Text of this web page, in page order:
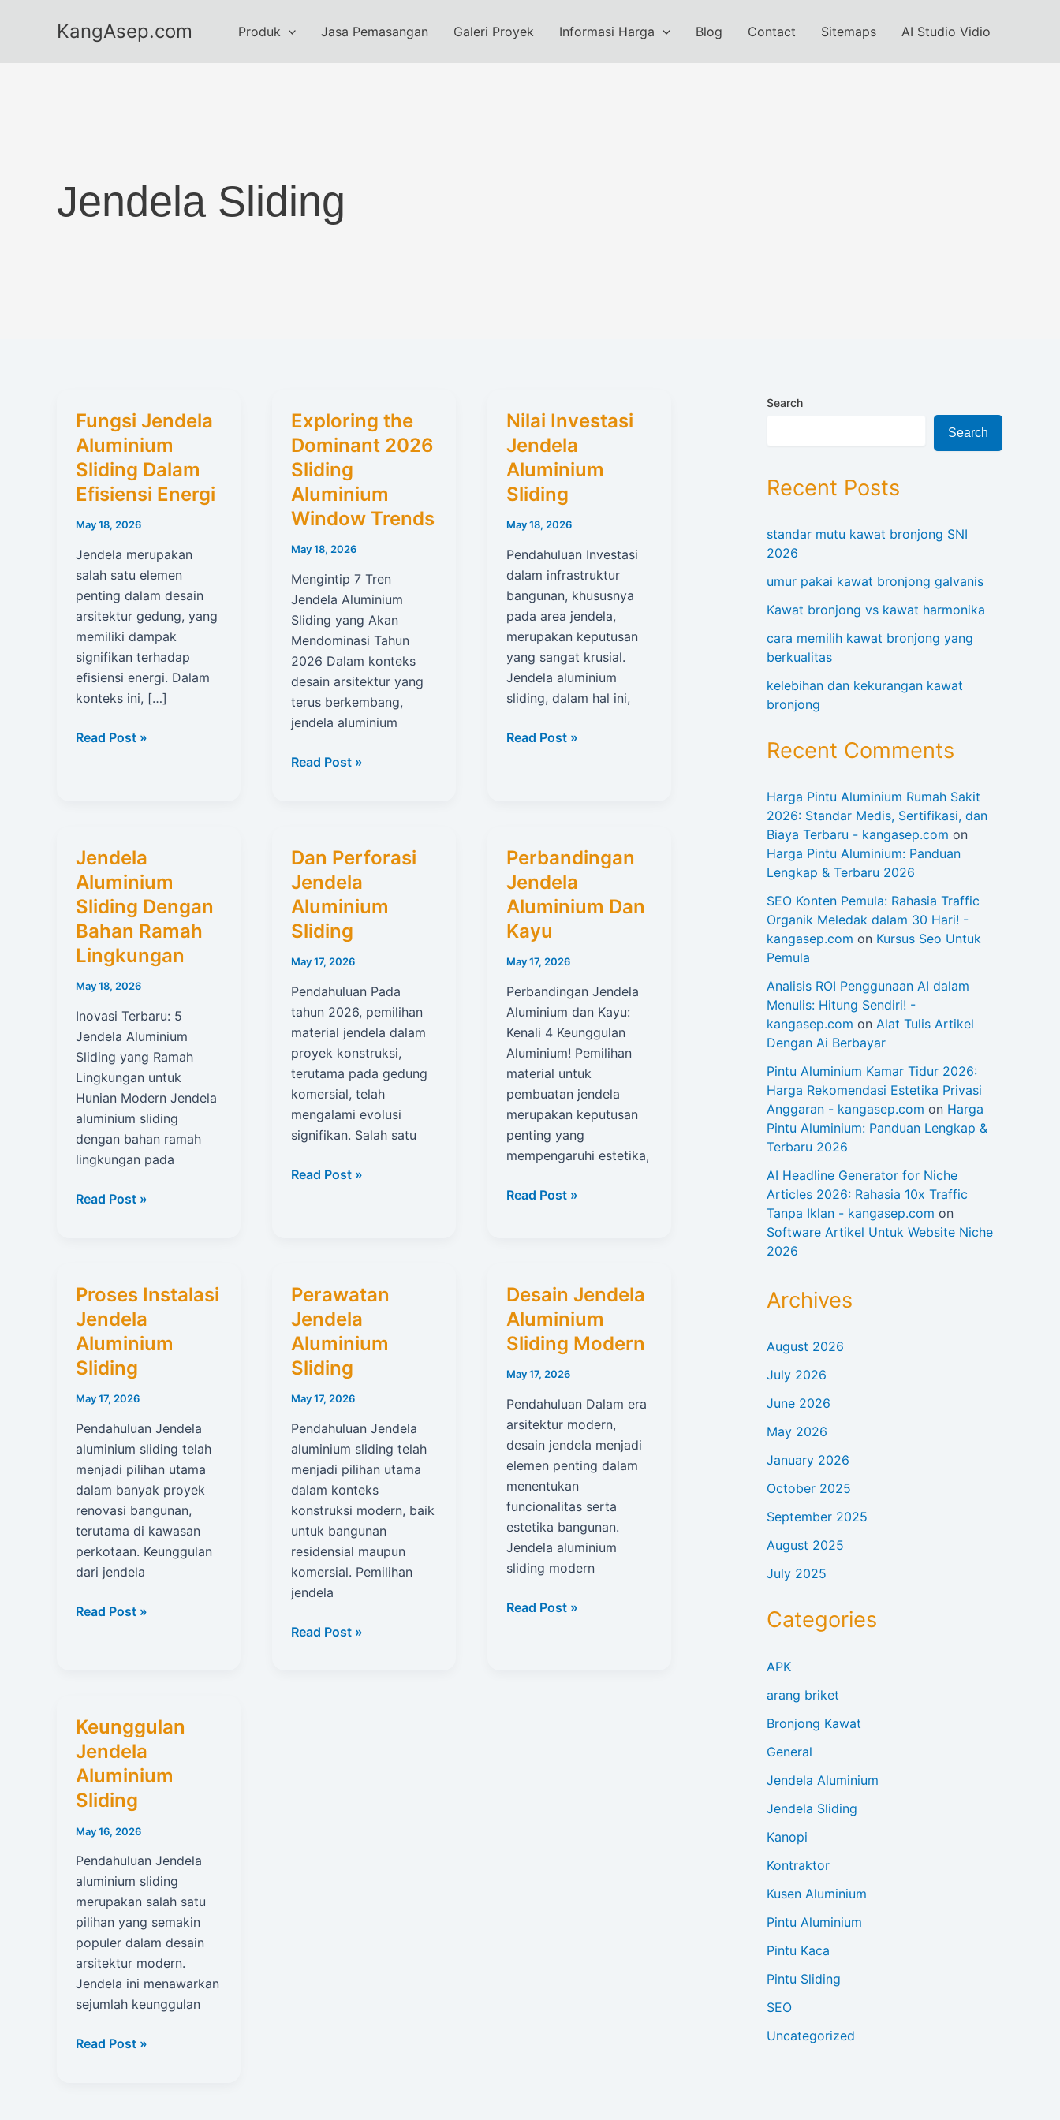
KangAsep.com Produk Jasa Pemasangan Galeri Proyek Informasi Harga Blog Contact Sitemaps AI Studio Vidio
Jendela Sliding
Fungsi Jendela
Aluminium
Sliding Dalam
Efisiensi Energi
May 18, 2026
Jendela merupakan
salah satu elemen
penting dalam desain
arsitektur gedung, yang
memiliki dampak
signifikan terhadap
efisiensi energi. Dalam
konteks ini, […]
Fungsi
Energi
Read Post »
Exploring the
Dominant 2026
Sliding
Aluminium
Window Trends
May 18, 2026
Mengintip 7 Tren
Jendela Aluminium
Sliding yang Akan
Mendominasi Tahun
2026 Dalam konteks
desain arsitektur yang
terus berkembang,
jendela aluminium
Exploring
Aluminium
Window
Trends
Read Post »
Nilai Investasi
Jendela
Aluminium
Sliding
May 18, 2026
Pendahuluan Investasi
dalam infrastruktur
bangunan, khususnya
pada area jendela,
merupakan keputusan
yang sangat krusial.
Jendela aluminium
sliding, dalam hal ini,
Nilai
Read Post »
Jendela
Aluminium
Sliding Dengan
Bahan Ramah
Lingkungan
May 18, 2026
Inovasi Terbaru: 5
Jendela Aluminium
Sliding yang Ramah
Lingkungan untuk
Hunian Modern Jendela
aluminium sliding
dengan bahan ramah
lingkungan pada
Jendela
Ramah
Lingkungan
Read Post »
Dan Perforasi
Jendela
Aluminium
Sliding
May 17, 2026
Pendahuluan Pada
tahun 2026, pemilihan
material jendela dalam
proyek konstruksi,
terutama pada gedung
komersial, telah
mengalami evolusi
signifikan. Salah satu
Dan
Read Post »
Perbandingan
Jendela
Aluminium Dan
Kayu
May 17, 2026
Perbandingan Jendela
Aluminium dan Kayu:
Kenali 4 Keunggulan
Aluminium! Pemilihan
material untuk
pembuatan jendela
merupakan keputusan
penting yang
mempengaruhi estetika,
Perbandingan
Read Post »
Proses Instalasi
Jendela
Aluminium
Sliding
May 17, 2026
Pendahuluan Jendela
aluminium sliding telah
menjadi pilihan utama
dalam banyak proyek
renovasi bangunan,
terutama di kawasan
perkotaan. Keunggulan
dari jendela
Proses
Read Post »
Perawatan
Jendela
Aluminium
Sliding
May 17, 2026
Pendahuluan Jendela
aluminium sliding telah
menjadi pilihan utama
dalam konteks
konstruksi modern, baik
untuk bangunan
residensial maupun
komersial. Pemilihan
jendela
Perawatan
Read Post »
Desain Jendela
Aluminium
Sliding Modern
May 17, 2026
Pendahuluan Dalam era
arsitektur modern,
desain jendela menjadi
elemen penting dalam
menentukan
funcionalitas serta
estetika bangunan.
Jendela aluminium
sliding modern
Desain
Read Post »
Keunggulan
Jendela
Aluminium
Sliding
May 16, 2026
Pendahuluan Jendela
aluminium sliding
merupakan salah satu
pilihan yang semakin
populer dalam desain
arsitektur modern.
Jendela ini menawarkan
sejumlah keunggulan
Keunggulan
Read Post »
Search
Search
Recent Posts
standar mutu kawat bronjong SNI
2026
umur pakai kawat bronjong galvanis
Kawat bronjong vs kawat harmonika
cara memilih kawat bronjong yang
berkualitas
kelebihan dan kekurangan kawat
bronjong
Recent Comments
Harga Pintu Aluminium Rumah Sakit
2026: Standar Medis, Sertifikasi, dan
Biaya Terbaru - kangasep.com on
Harga Pintu Aluminium: Panduan
Lengkap & Terbaru 2026
SEO Konten Pemula: Rahasia Traffic
Organik Meledak dalam 30 Hari! -
kangasep.com on Kursus Seo Untuk
Pemula
Analisis ROI Penggunaan AI dalam
Menulis: Hitung Sendiri! -
kangasep.com on Alat Tulis Artikel
Dengan Ai Berbayar
Pintu Aluminium Kamar Tidur 2026:
Harga Rekomendasi Estetika Privasi
Anggaran - kangasep.com on Harga
Pintu Aluminium: Panduan Lengkap &
Terbaru 2026
AI Headline Generator for Niche
Articles 2026: Rahasia 10x Traffic
Tanpa Iklan - kangasep.com on
Software Artikel Untuk Website Niche
2026
Archives
August 2026
July 2026
June 2026
May 2026
January 2026
October 2025
September 2025
August 2025
July 2025
Categories
APK
arang briket
Bronjong Kawat
General
Jendela Aluminium
Jendela Sliding
Kanopi
Kontraktor
Kusen Aluminium
Pintu Aluminium
Pintu Kaca
Pintu Sliding
SEO
Uncategorized